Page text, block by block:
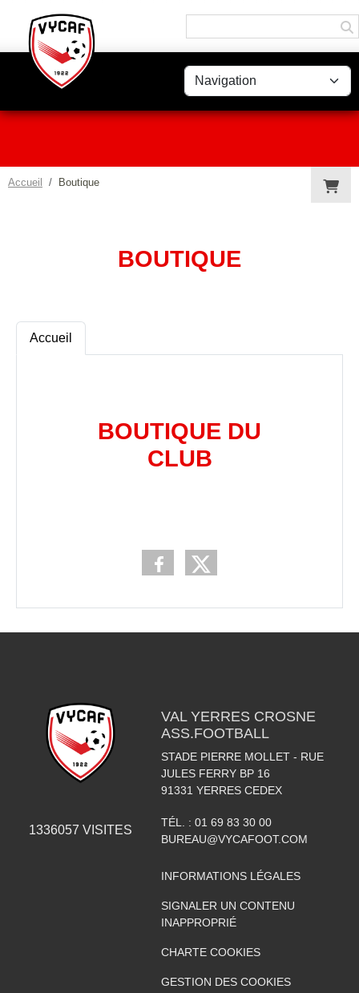
Accueil Boutique
BOUTIQUE
Accueil
BOUTIQUE DU
CLUB
1336057 VISITES
VAL YERRES CROSNE
ASS.FOOTBALL
STADE PIERRE MOLLET - RUE
JULES FERRY BP 16
91331 YERRES CEDEX
TÉL. : 01 69 83 30 00
BUREAU@VYCAFOOT.COM
INFORMATIONS LÉGALES
SIGNALER UN CONTENU
INAPPROPRIÉ
CHARTE COOKIES
GESTION DES COOKIES